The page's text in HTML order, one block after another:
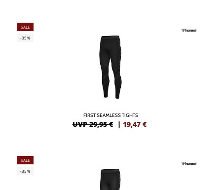
SALE
-35%
FIRST SEAMLESS TIGHTS
UVP 29,95 € | 19,47 €
SALE
-35%